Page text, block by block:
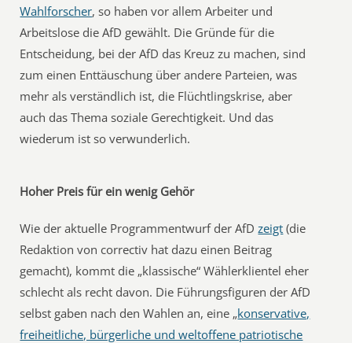
Wahlforscher, so haben vor allem Arbeiter und
Arbeitslose die AfD gewählt. Die Gründe für die
Entscheidung, bei der AfD das Kreuz zu machen, sind
zum einen Enttäuschung über andere Parteien, was
mehr als verständlich ist, die Flüchtlingskrise, aber
auch das Thema soziale Gerechtigkeit. Und das
wiederum ist so verwunderlich.
Hoher Preis für ein wenig Gehör
Wie der aktuelle Programmentwurf der AfDzeigt (die
Redaktion von correctiv hat dazu einen Beitrag
gemacht), kommt die „klassische“ Wählerklientel eher
schlecht als recht davon. Die Führungsfiguren der AfD
selbst gaben nach den Wahlen an, eine „konservative,
freiheitliche, bürgerliche und weltoffene patriotische